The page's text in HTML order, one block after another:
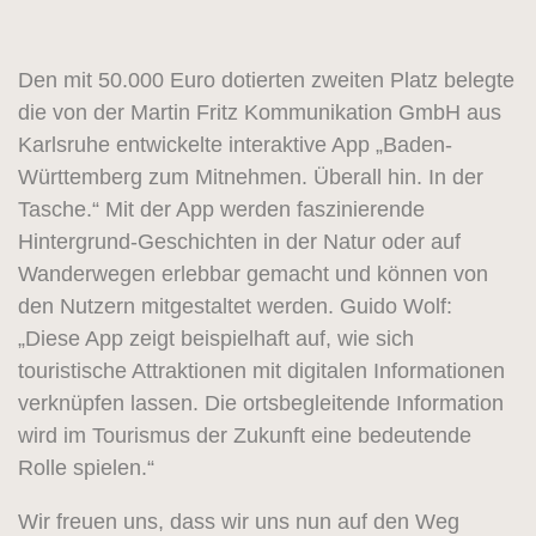
Den mit 50.000 Euro dotierten zweiten Platz belegte
die von der Martin Fritz Kommunikation GmbH aus
Karlsruhe entwickelte interaktive App „Baden-
Württemberg zum Mitnehmen. Überall hin. In der
Tasche.“ Mit der App werden faszinierende
Hintergrund-Geschichten in der Natur oder auf
Wanderwegen erlebbar gemacht und können von
den Nutzern mitgestaltet werden. Guido Wolf:
„Diese App zeigt beispielhaft auf, wie sich
touristische Attraktionen mit digitalen Informationen
verknüpfen lassen. Die ortsbegleitende Information
wird im Tourismus der Zukunft eine bedeutende
Rolle spielen.“
Wir freuen uns, dass wir uns nun auf den Weg